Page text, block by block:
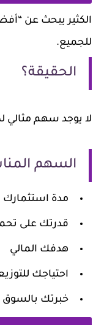
الكثير يبحث عن
للجميع.
الحقيقة؟
لا يوجد سهم مثالي
السهم
مدة استثمارك
قدرتك على
هدفك المالي
احتياجك
خبرتك بالسوق